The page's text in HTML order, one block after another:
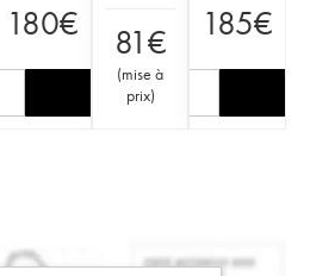
180€ 81€
(mise à
prix)
185€